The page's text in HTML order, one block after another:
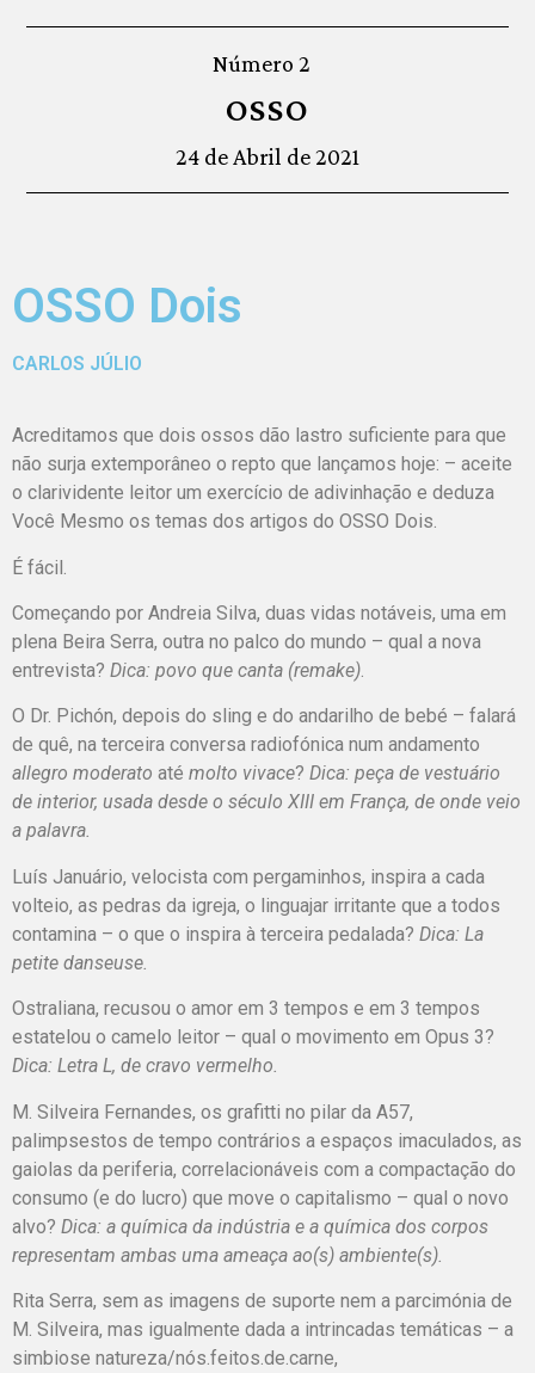
Número 2
OSSO
24 de Abril de 2021
OSSO Dois
CARLOS JÚLIO
Acreditamos que dois ossos dão lastro suficiente para que
não surja extemporâneo o repto que lançamos hoje: – aceite
o clarividente leitor um exercício de adivinhação e deduza
Você Mesmo os temas dos artigos do OSSO Dois.
É fácil.
Começando por Andreia Silva, duas vidas notáveis, uma em
plena Beira Serra, outra no palco do mundo – qual a nova
entrevista? Dica: povo que canta (remake).
O Dr. Pichón, depois do sling e do andarilho de bebé – falará
de quê, na terceira conversa radiofónica num andamento
allegro moderato até molto vivace? Dica: peça de vestuário
de interior, usada desde o século XIII em França, de onde veio
a palavra.
Luís Januário, velocista com pergaminhos, inspira a cada
volteio, as pedras da igreja, o linguajar irritante que a todos
contamina – o que o inspira à terceira pedalada? Dica: La
petite danseuse.
Ostraliana, recusou o amor em 3 tempos e em 3 tempos
estatelou o camelo leitor – qual o movimento em Opus 3?
Dica: Letra L, de cravo vermelho.
M. Silveira Fernandes, os grafitti no pilar da A57,
palimpsestos de tempo contrários a espaços imaculados, as
gaiolas da periferia, correlacionáveis com a compactação do
consumo (e do lucro) que move o capitalismo – qual o novo
alvo? Dica: a química da indústria e a química dos corpos
representam ambas uma ameaça ao(s) ambiente(s).
Rita Serra, sem as imagens de suporte nem a parcimónia de
M. Silveira, mas igualmente dada a intrincadas temáticas – a
simbiose natureza/nós.feitos.de.carne,